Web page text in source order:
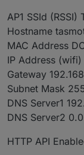
AP1 SSId
Hostname
MAC Address
IP Address (wifi)
Gateway
Subnet Mask
DNS Server1
DNS Server2
HTTP API